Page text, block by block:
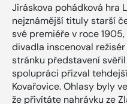
Jiráskova pohádková hra
nejznámější tituly starší
své premiéře v roce
divadla inscenoval
stránku představení
spolupráci přizval
Kovařovice. Ohlasy byly
že přivítáte nahrávku ze